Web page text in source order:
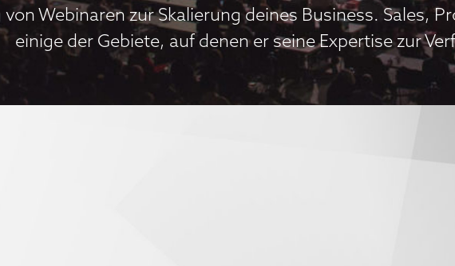
Webinaren zur Skalierung deines Business. Sales,
einige der Gebiete, auf denen er seine Expertise zur